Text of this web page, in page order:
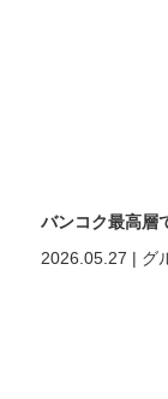
バンコク最高層
2026.05.27 | グ